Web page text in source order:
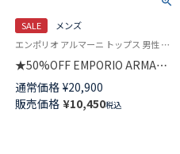
SALE
メンズ
エンポリオ アルマーニ トップス 男性 紳士 ラウンジウェア
★50%OFF EMPORIO ARMANI
BASIC TERRY FULL ZIP ベーシ
ックテリー 裏起毛 長袖 フルジ
ップ ジャケット スウェット EU
通常価格 ¥20,900
販売価格 ¥10,450税込